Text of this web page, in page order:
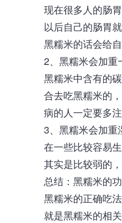
现在很多人的肠
以后自己的肠胃
黑糯米的话会给
2、黑糯米会加重
黑糯米中含有的
合去吃黑糯米的
病的人一定要多
3、黑糯米会加重
在一些比较容易
其实是比较弱的
总结： 黑糯米的
黑糯米的正确吃
就是黑糯米的相关